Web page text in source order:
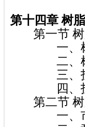
第十四章 树
第一节 树
一、树脂
二、树脂
三、投
四、投资
第二节 树
一、市